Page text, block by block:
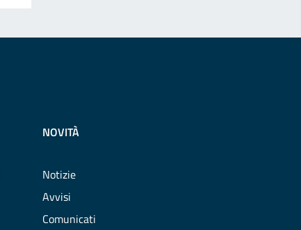
NOVITÀ
Notizie
Avvisi
Comunicati